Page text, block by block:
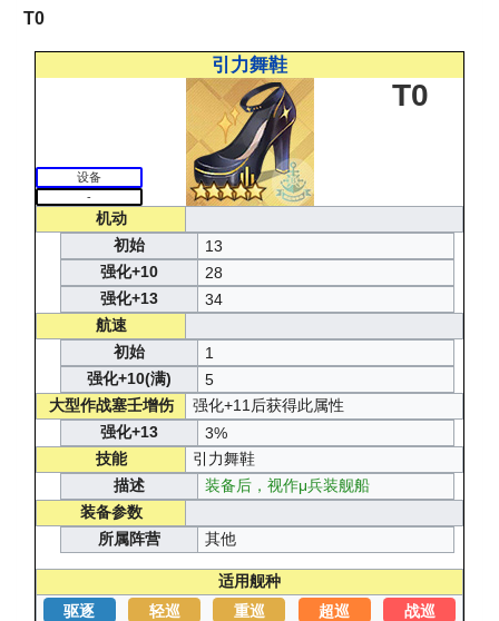
T0
引力舞鞋
设备
-
T0
机动
初始
13
强化+10
28
强化+13
34
航速
初始
1
强化+10(满)
5
大型作战塞壬增伤
强化+11后获得此属性
强化+13
3%
技能
引力舞鞋
描述
装备后，视作μ兵装舰船
装备参数
所属阵营
其他
适用舰种
驱逐
轻巡 重巡 超巡
战巡